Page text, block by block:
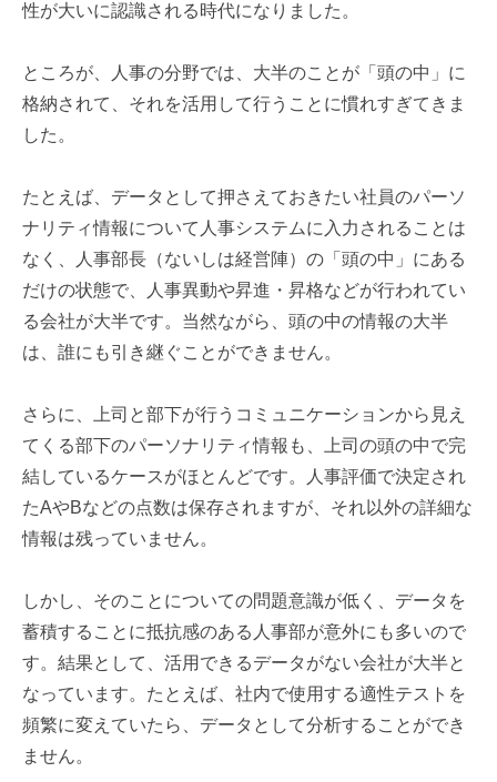
性が大いに認識される時代になりました。
ところが、人事の分野では、大半のことが「頭の中」に
格納されて、それを活用して行うことに慣れすぎてきま
した。
たとえば、データとして押さえておきたい社員のパーソ
ナリティ情報について人事システムに入力されることは
なく、人事部長（ないしは経営陣）の「頭の中」にある
だけの状態で、人事異動や昇進・昇格などが行われてい
る会社が大半です。当然ながら、頭の中の情報の大半
は、誰にも引き継ぐことができません。
さらに、上司と部下が行うコミュニケーションから見え
てくる部下のパーソナリティ情報も、上司の頭の中で完
結しているケースがほとんどです。人事評価で決定され
たAやBなどの点数は保存されますが、それ以外の詳細な
情報は残っていません。
しかし、そのことについての問題意識が低く、データを
蓄積することに抵抗感のある人事部が意外にも多いので
す。結果として、活用できるデータがない会社が大半と
なっています。たとえば、社内で使用する適性テストを
頻繁に変えていたら、データとして分析することができ
ません。